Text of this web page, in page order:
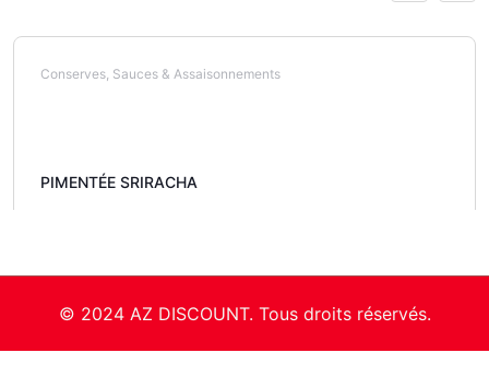
Conserves, Sauces & Assaisonnements
PIMENTÉE SRIRACHA
© 2024 AZ DISCOUNT. Tous droits réservés.